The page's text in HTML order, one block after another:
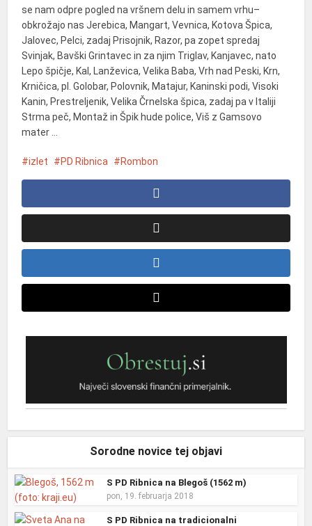
se nam odpre pogled na vršnem delu in samem vrhu–
obkrožajo nas Jerebica, Mangart, Vevnica, Kotova Špica,
Jalovec, Pelci, zadaj Prisojnik, Razor, pa zopet spredaj
Svinjak, Bavški Grintavec in za njim Triglav, Kanjavec, nato
Lepo špičje, Kal, Lanževica, Velika Baba, Vrh nad Peski, Krn,
Krničica, pl. Golobar, Polovnik, Matajur, Kaninski podi, Visoki
Kanin, Prestreljenik, Velika Črnelska špica, zadaj pa v Italiji
Strma peč, Montaž in Špik hude police, Viš z Gamsovo
mater …
izlet PD Ribnica Rombon
Sorodne novice tej objavi
S PD Ribnica na Blegoš (1562 m)
pon, 19. februarja 2018
S PD Ribnica na tradicionalni